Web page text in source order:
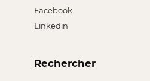
Facebook
Linkedin
Rechercher